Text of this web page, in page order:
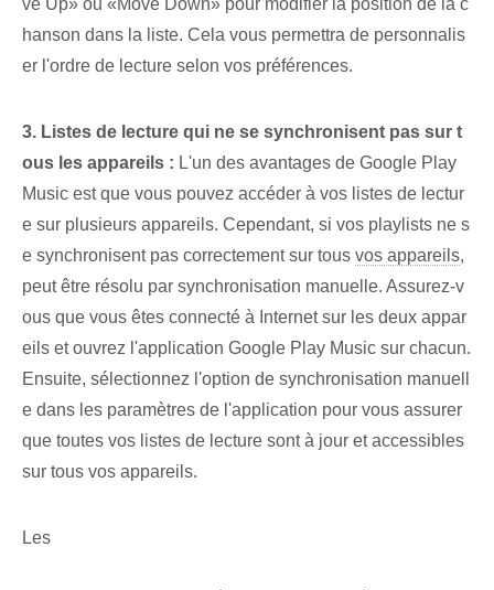
ve Up» ou «Move Down» pour modifier la position de la c
hanson dans la liste. Cela vous permettra de personnalis
er l'ordre de lecture selon vos préférences.
3. Listes de lecture qui ne se synchronisent pas sur t
ous les appareils : L'un des avantages de Google Play
Music est que vous pouvez accéder à vos listes de lectur
e sur plusieurs appareils. Cependant, si vos playlists ne s
e synchronisent pas correctement sur tous vos appareils,
peut être résolu par synchronisation manuelle. Assurez-v
ous que vous êtes connecté à Internet sur les deux appar
eils et ouvrez l'application Google Play Music sur chacun.
Ensuite, sélectionnez l'option de synchronisation manuell
e dans les paramètres de l'application pour vous assurer
que toutes vos listes de lecture sont à jour et accessibles
sur tous vos appareils.
Les